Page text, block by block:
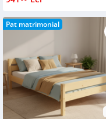
Pat matrimonial